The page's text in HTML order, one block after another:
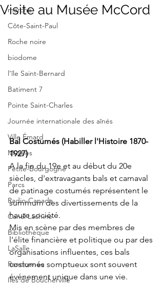
marche
Côte-Saint-Paul
Roche noire
biodome
l’île Saint-Bernard
Batiment 7
Pointe Saint-Charles
Journée internationale des aînés
Ville Émard
Musées
Petite-Bourgogne
Parcs
Radio-Canada
Canal Lachine
Bibliothèque
LaSalle
Randonnée
Iles de Boucherville
Visite au Musée McCord
Bal Costumés (Habiller l'Histoire 1870-
1927)
A la fin du 19e et au début du 20e
siècles, d'extravagants bals et carnaval
de patinage costumés représentent le
summum des divertissements de la
haute société.
Mis en scène par des membres de
l'élite financière et politique ou par des
organisations influentes, ces bals
costumés somptueux sont souvent
événement unique dans une vie.